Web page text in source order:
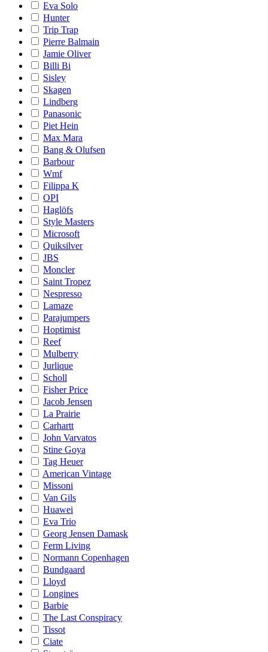
Eva Solo
Hunter
Trip Trap
Pierre Balmain
Jamie Oliver
Billi Bi
Sisley
Skagen
Lindberg
Panasonic
Piet Hein
Max Mara
Bang & Olufsen
Barbour
Wmf
Filippa K
OPI
Haglöfs
Style Masters
Microsoft
Quiksilver
JBS
Moncler
Saint Tropez
Nespresso
Lamaze
Parajumpers
Hoptimist
Reef
Mulberry
Jurlique
Scholl
Fisher Price
Jacob Jensen
La Prairie
Carhartt
John Varvatos
Stine Goya
Tag Heuer
American Vintage
Missoni
Van Gils
Huawei
Eva Trio
Georg Jensen Damask
Ferm Living
Normann Copenhagen
Bundgaard
Lloyd
Longines
Barbie
The Last Conspiracy
Tissot
Ciate